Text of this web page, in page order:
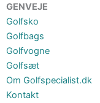
GENVEJE
Golfsko
Golfbags
Golfvogne
Golfsæt
Om Golfspecialist.dk
Kontakt